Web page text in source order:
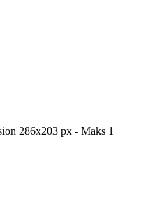
286x203 px - Maks 1